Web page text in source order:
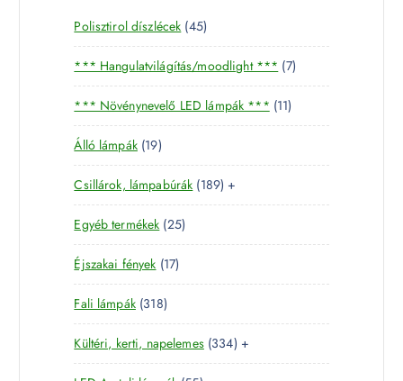
Polisztirol díszlécek 454
5
t
e
r
m
k
*** Hangulatvilágítás/moodlight *** 77
t
r
é
*** Növénynevelő LED lámpák *** 111
1
e
m
k
Álló lámpák 191
9
t
e
r
m
é
k
Csillárok, lámpabúrák 1891
8
t
r
é
k
+
Egyéb termékek 252
5
e
m
é
k
Éjszakai fények 171
7
e
r
m
Fali lámpák 3183
1
8
t
Kültéri, kerti, napelemes 3343
3
+